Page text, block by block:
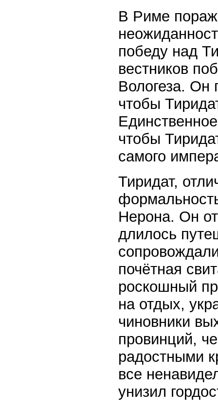
В Риме
победу над
вестников
Вологеза. Он
чтобы
чтобы
самого
Тиридат,
Нерона. Он
длилось
почётная
роскошный
на отдых,
чиновники
провинций,
радостными
все
унизил